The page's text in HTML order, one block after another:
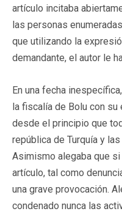
artículo incitaba
las personas
que utilizando la
demandante, el autor le
En una fecha
la fiscalía de Bolu con
desde el principio que
república de Turquía y
Asimismo alegaba que
artículo, tal como
una grave provocación.
condenado nunca las